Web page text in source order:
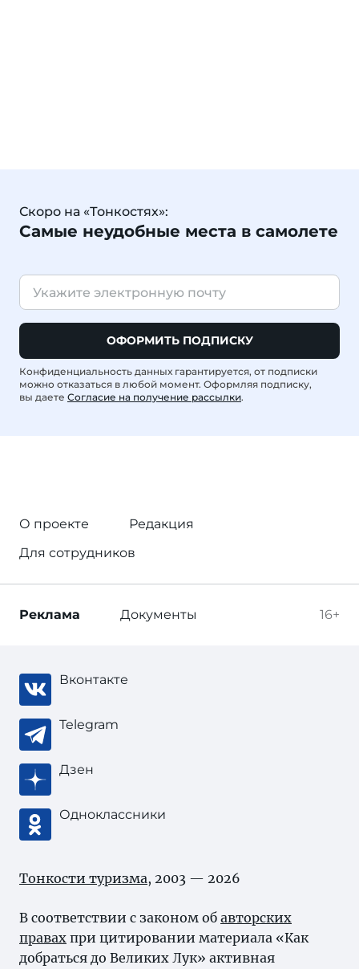
Скоро на «Тонкостях»:
Самые неудобные места в самолете
ОФОРМИТЬ ПОДПИСКУ
Конфиденциальность данных гарантируется, от подписки
можно отказаться в любой момент. Оформляя подписку,
вы даете Согласие на получение рассылки.
О проекте
Редакция
Для сотрудников
16+
Реклама Документы
Вконтакте
Telegram
Дзен
Одноклассники
Тонкости туризма, 2003 — 2026
В соответствии с законом об авторских
правах при цитировании материала «Как
добраться до Великих Лук» активная